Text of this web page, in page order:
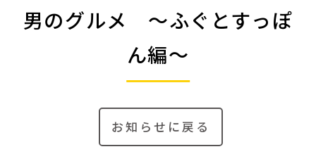
男のグルメ ～ふぐとすっぽ
ん編～
お知らせに戻る